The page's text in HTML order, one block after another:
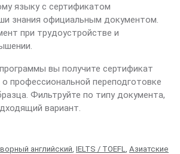
языку с сертификатом
знания официальным документом.
при трудоустройстве и
вы получите сертификат
профессиональной переподготовке
Фильтруйте по типу документа,
вариант.
английский IELTS / TOEFL
Азиатские